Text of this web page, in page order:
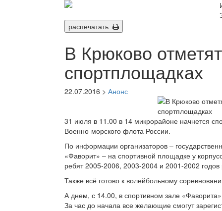
распечатать
В Крюково
спортплощадках
22.07.2016 > Анонс
31 июля в 11.00 в 14 микрорайоне начнется
Военно-морского флота России.
По информации организаторов –
«Фаворит» – на спортивной площадке у
ребят 2005-2006, 2003-2004 и 2001-2002
Также всё готово к волейбольному
А днем, с 14.00, в спортивном зале
За час до начала все желающие смогут